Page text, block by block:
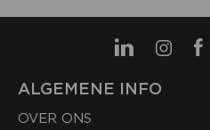
ALGEMENE INFO
OVER ONS